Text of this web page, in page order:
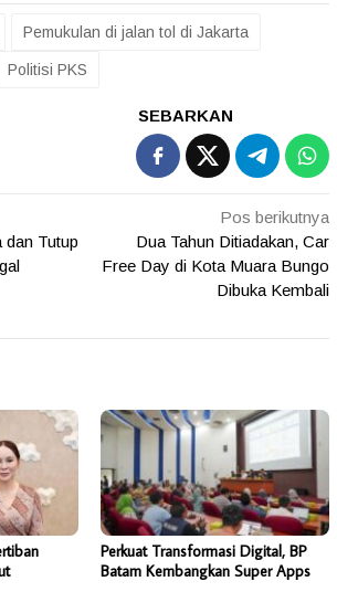
Pemukulan di jalan tol di Jakarta
Politisi PKS
SEBARKAN
dan Tutup
Pos berikutnya
Dua Tahun Ditiadakan, Car
Free Day di Kota Muara Bungo
Dibuka Kembali
Perkuat Transformasi Digital, BP
Batam Kembangkan Super Apps